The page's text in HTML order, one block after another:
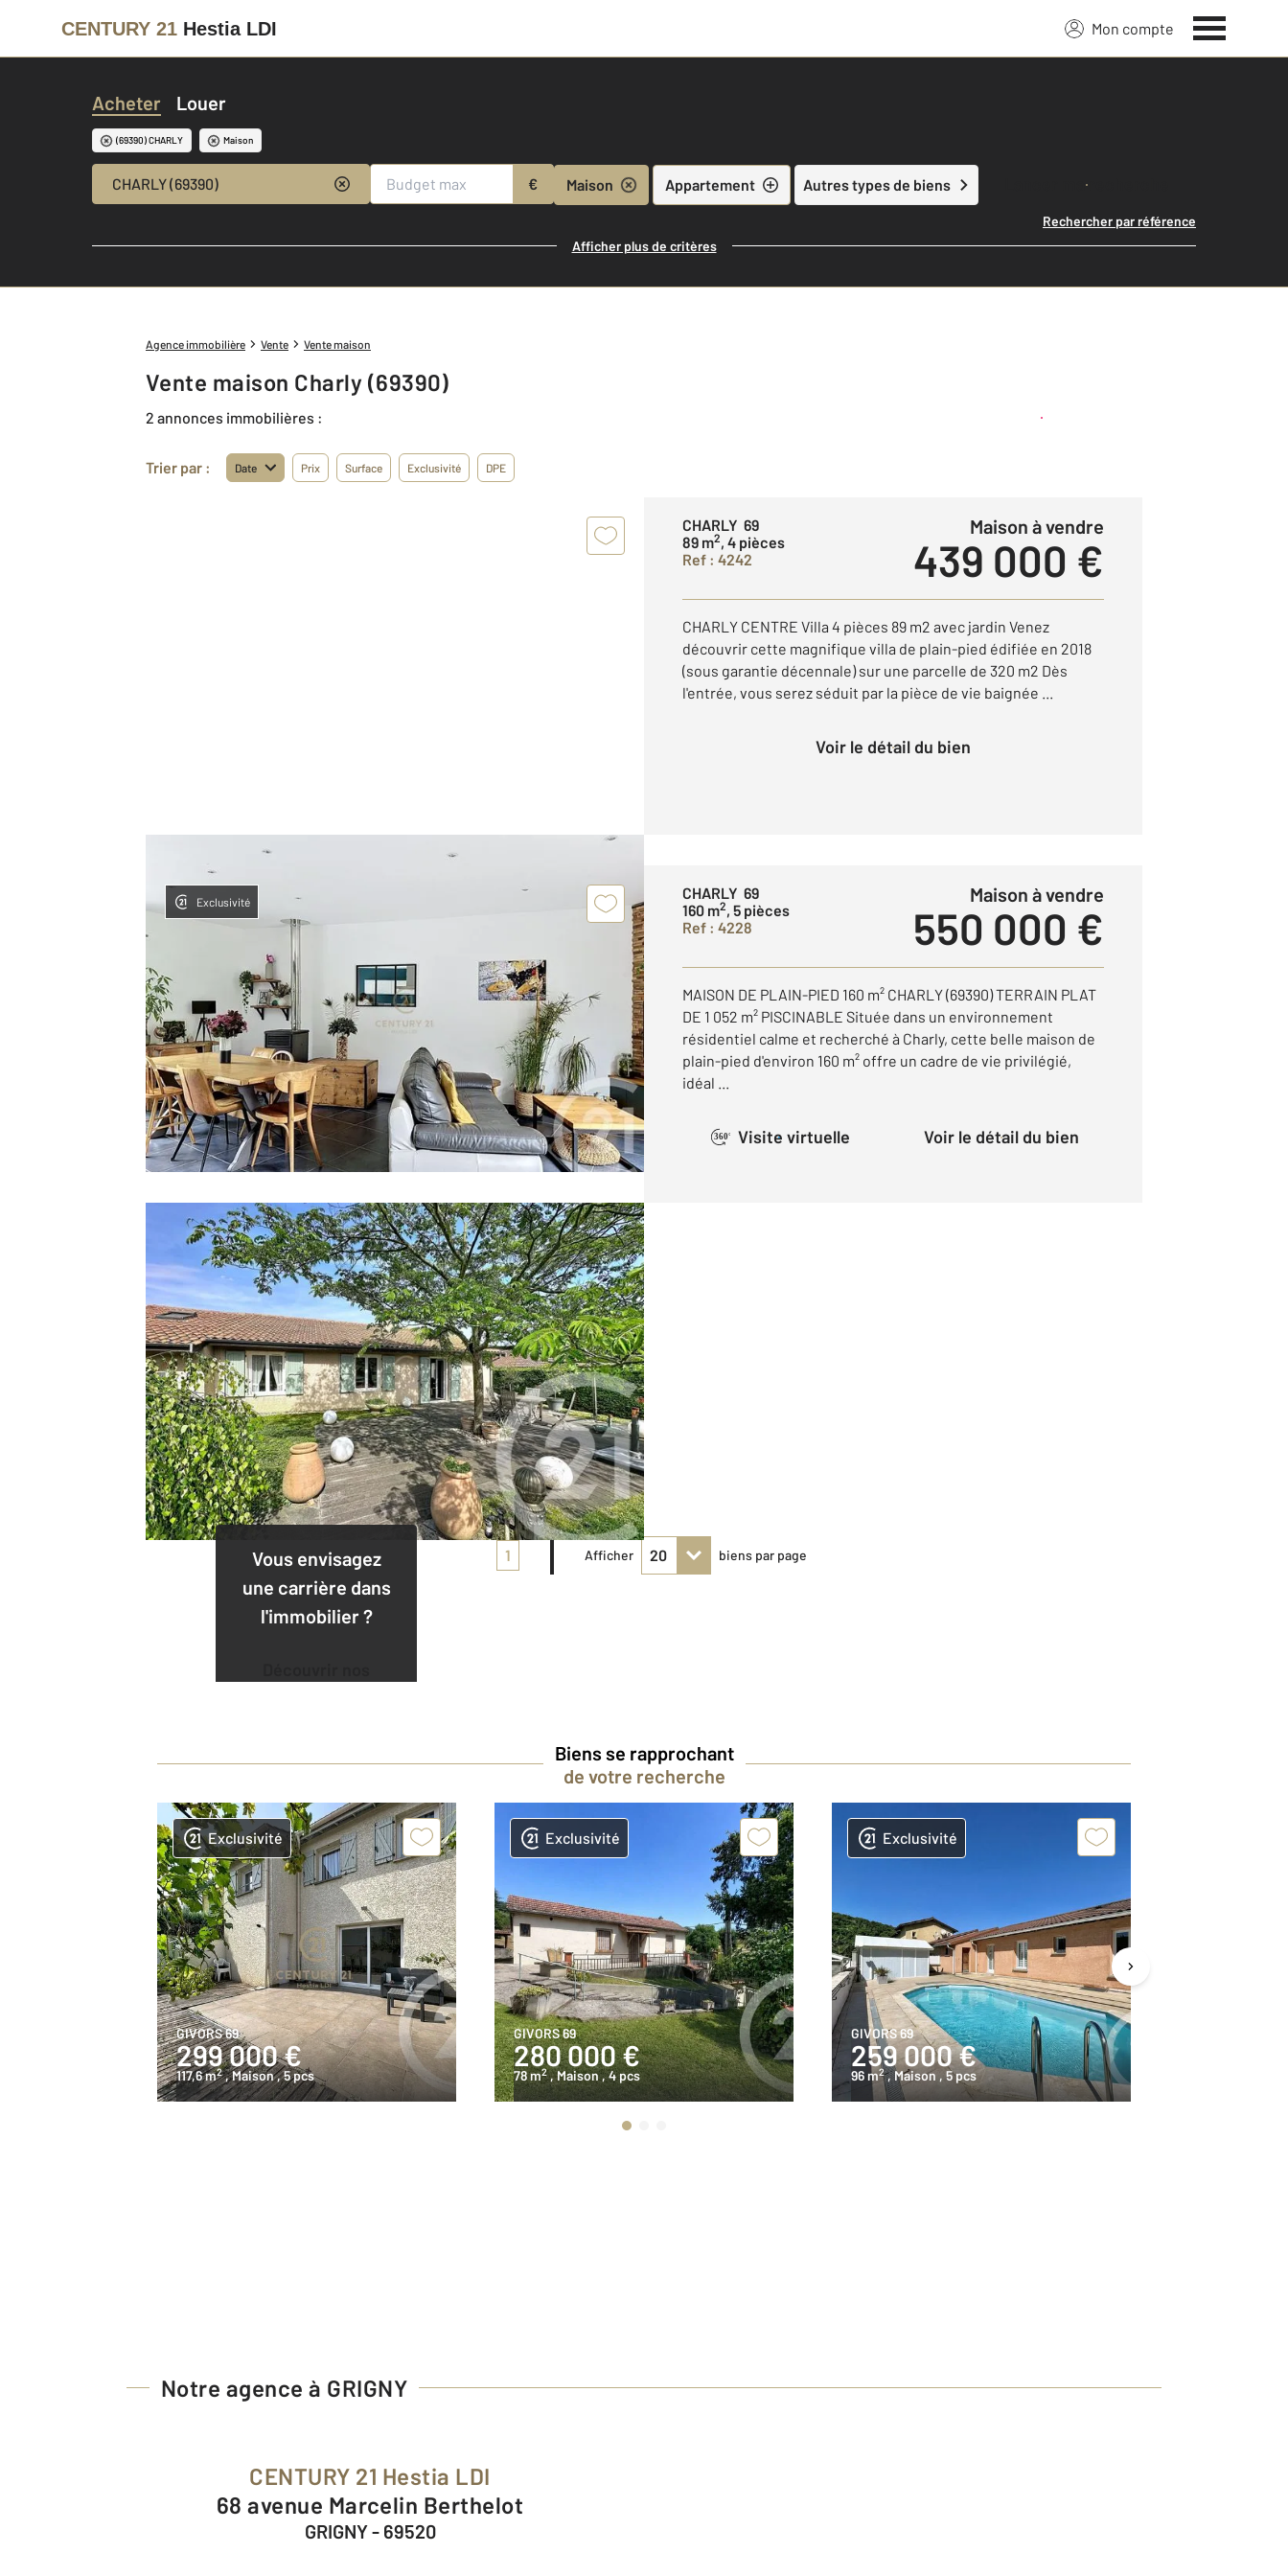
CENTURY 21 Hestia LDI Mon compte
Acheter Louer
(69390) CHARLY Maison
CHARLY (69390) € Maison Appartement Autres types de biens Lancer ma recherche
Rechercher par référence
Afficher plus de critères
Agence immobilière Vente Vente maison
Vente maison Charly (69390)
2 annonces immobilières : Créer une alerte
Trier par : Date Prix Surface Exclusivité DPE
CHARLY 69
89 m2, 4 pièces
Ref : 4242
Maison à vendre
439 000 €
CHARLY CENTRE Villa 4 pièces 89 m2 avec jardin Venez
découvrir cette magnifique villa de plain-pied édifiée en 2018
(sous garantie décennale) sur une parcelle de 320 m2 Dès
l'entrée, vous serez séduit par la pièce de vie baignée ...
Voir le détail du bien
Exclusivité
CHARLY 69
160 m2, 5 pièces
Ref : 4228
Maison à vendre
550 000 €
MAISON DE PLAIN-PIED 160 m² CHARLY (69390) TERRAIN PLAT
DE 1 052 m² PISCINABLE Située dans un environnement
résidentiel calme et recherché à Charly, cette belle maison de
plain-pied d'environ 160 m² offre un cadre de vie privilégié,
idéal ...
360° Visite virtuelle Voir le détail du bien
Vous envisagez
une carrière dans
l'immobilier ?
1 Afficher biens par page
Biens se rapprochant
de votre recherche
Exclusivité
GIVORS 69
299 000 €
117,6 m2 , Maison, 5 pcs
Exclusivité
GIVORS 69
280 000 €
78 m2 , Maison, 4 pcs
Exclusivité
GIVORS 69
259 000 €
96 m2 , Maison , 5 pcs
Notre agence à GRIGNY
CENTURY 21 Hestia LDI
68 avenue Marcelin Berthelot
GRIGNY - 69520